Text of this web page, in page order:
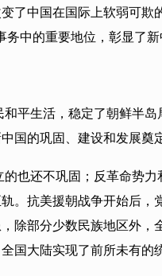
了中国在国际上软弱可
中的重要地位，彰显了
平生活，稳定了朝鲜半
国的巩固、建设和发展奠
也还不巩固；反革命势
。抗美援朝战争开始后
部分少数民族地区外，
国大陆实现了前所未有